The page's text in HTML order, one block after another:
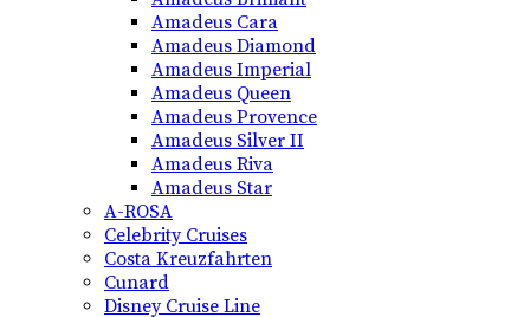
Amadeus Cara
Amadeus Diamond
Amadeus Imperial
Amadeus Queen
Amadeus Provence
Amadeus Silver II
Amadeus Riva
Amadeus Star
A-ROSA
Celebrity Cruises
Costa Kreuzfahrten
Cunard
Disney Cruise Line